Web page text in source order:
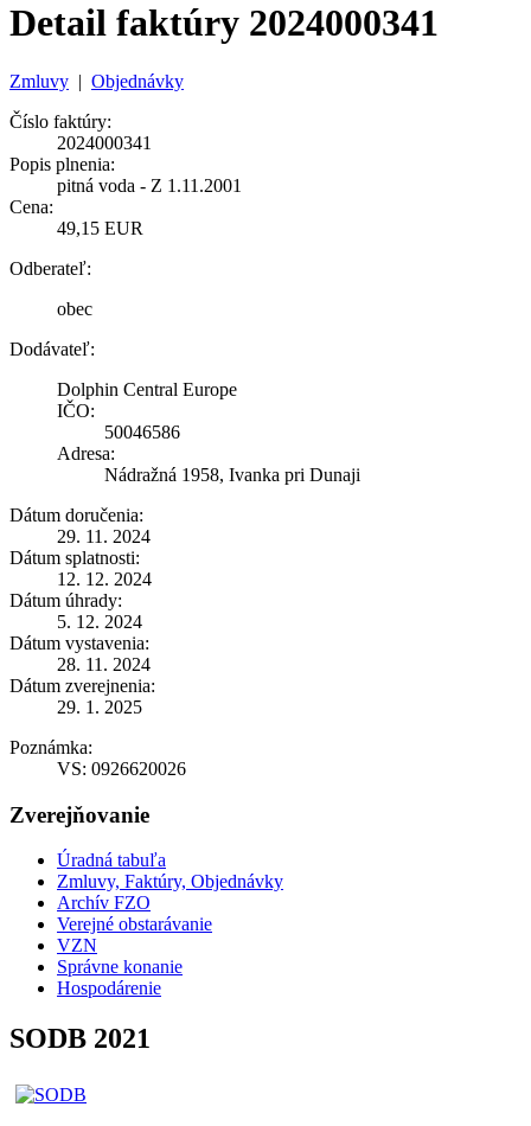
Detail faktúry 2024000341
Zmluvy | Objednávky
Číslo faktúry:
2024000341
Popis plnenia:
pitná voda - Z 1.11.2001
Cena:
49,15 EUR
Odberateľ:
obec
Dodávateľ:
Dolphin Central Europe
IČO:
50046586
Adresa:
Nádražná 1958, Ivanka pri Dunaji
Dátum doručenia:
29. 11. 2024
Dátum splatnosti:
12. 12. 2024
Dátum úhrady:
5. 12. 2024
Dátum vystavenia:
28. 11. 2024
Dátum zverejnenia:
29. 1. 2025
Poznámka:
VS: 0926620026
Zverejňovanie
Úradná tabuľa
Zmluvy, Faktúry, Objednávky
Archív FZO
Verejné obstarávanie
VZN
Správne konanie
Hospodárenie
SODB 2021